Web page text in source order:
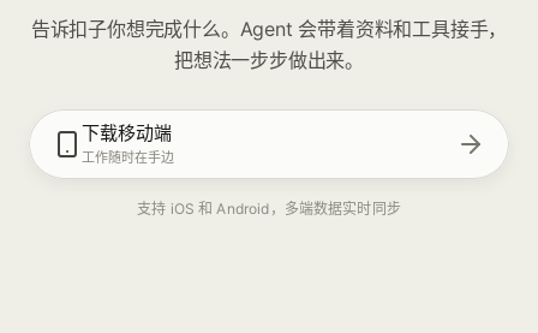
告诉扣子你想完成什么。Agent 会带着资料和工具接手，
把想法一步步做出来。
下载移动端
工作随时在手边
支持 iOS 和 Android，多端数据实时同步